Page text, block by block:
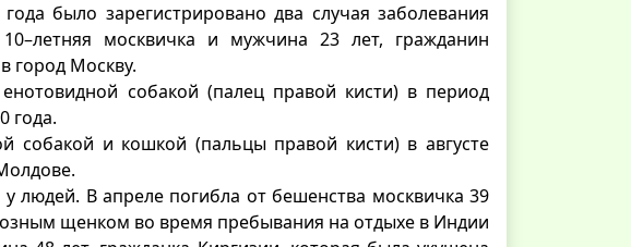
было зарегистрировано два случая заболевания
москвичка и мужчина 23 лет, гражданин
город Москву.
собакой (палец правой кисти) в период
года.
собакой и кошкой (пальцы правой кисти) в августе
людей. В апреле погибла от бешенства москвичка 39
щенком во время пребывания на отдыхе в Индии